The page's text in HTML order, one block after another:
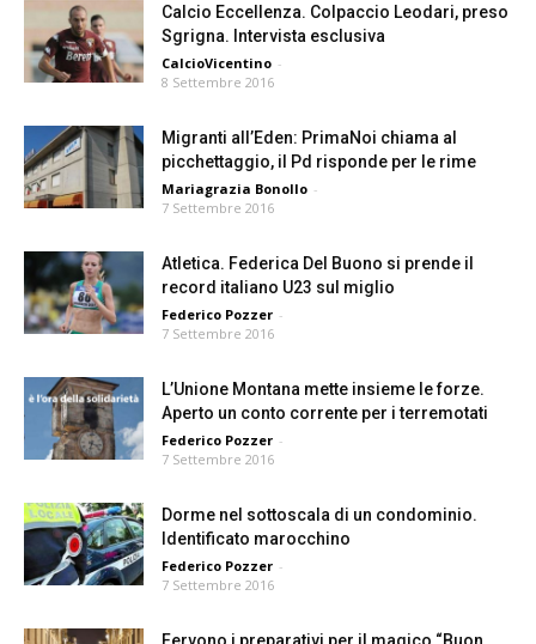
Calcio Eccellenza. Colpaccio Leodari, preso
Sgrigna. Intervista esclusiva
CalcioVicentino -
8 Settembre 2016
Migranti all’Eden: PrimaNoi chiama al
picchettaggio, il Pd risponde per le rime
Mariagrazia Bonollo -
7 Settembre 2016
Atletica. Federica Del Buono si prende il
record italiano U23 sul miglio
Federico Pozzer -
7 Settembre 2016
L’Unione Montana mette insieme le forze.
Aperto un conto corrente per i terremotati
Federico Pozzer -
7 Settembre 2016
Dorme nel sottoscala di un condominio.
Identificato marocchino
Federico Pozzer -
7 Settembre 2016